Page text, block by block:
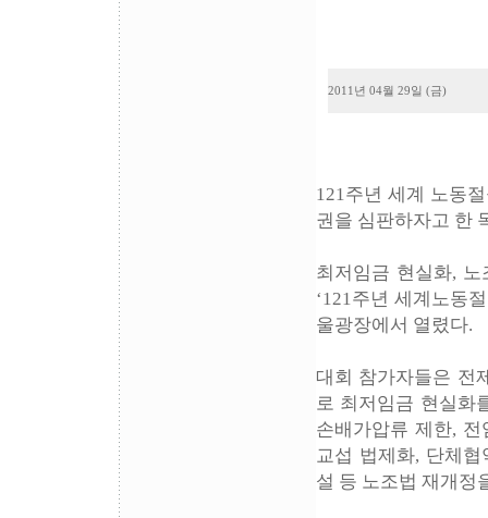
2011년 04월 29일 (금)
121주년 세계 노동
권을 심판하자고 한
최저임금 현실화,
‘121주년 세계노동
울광장에서 열렸다.
대회 참가자들은 전
로 최저임금 현실화
손배가압류 제한,
교섭 법제화, 단체
설 등 노조법 재개정